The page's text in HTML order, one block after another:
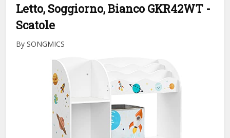
Letto, Soggiorno, Bianco GKR42WT -
Scatole
By SONGMICS